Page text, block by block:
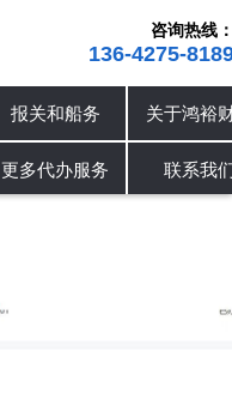
咨询热线
136-4275-
报关和船务
更多代办服务
关于鸿裕
联系我
办理出口权